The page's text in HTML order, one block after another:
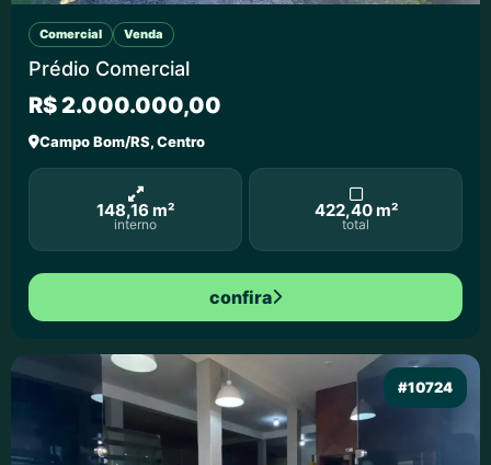
Comercial Venda
Prédio Comercial
R$ 2.000.000,00
Campo Bom/RS, Centro
148,16 m²
interno
422,40 m²
total
confira
#10724